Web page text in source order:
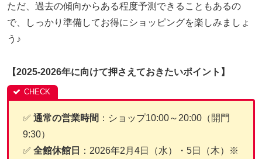
ただ、過去の傾向からある程度予測できることもあるの
で、しっかり準備してお得にショッピングを楽しみましょ
う♪
【2025-2026年に向けて押さえておきたいポイント】
✅ 通常の営業時間 ：ショップ10:00～20:00（開門
9:30）
✅ 全館休館日
：2026年2月4日（水）・5日（木）※